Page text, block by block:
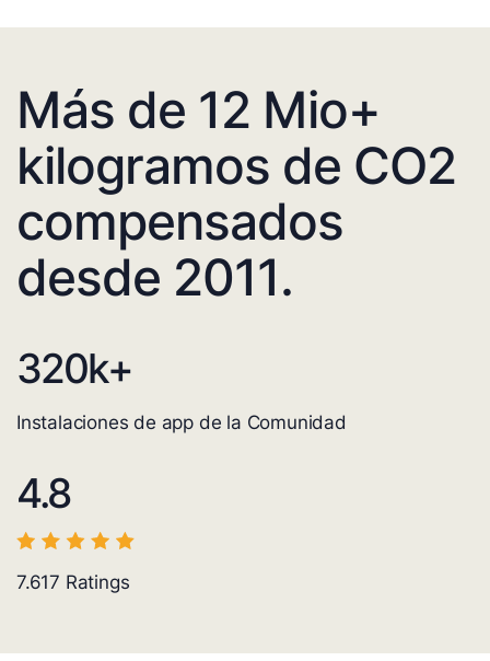
Más de 12 Mio+
kilogramos de CO2
compensados
desde 2011.
320k+
Instalaciones de app de la Comunidad
4.8
7.617 Ratings